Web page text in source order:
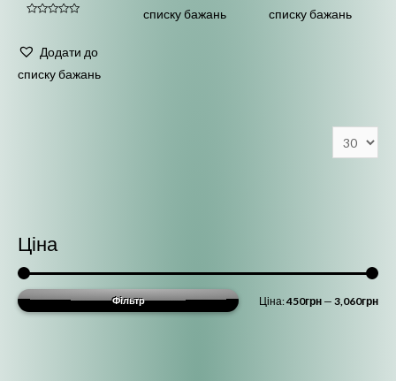
Ціна
МН
Фільтр Ціна:450грн — 3,060грн
з
Додати до
списку бажань
списку бажань
списку бажань